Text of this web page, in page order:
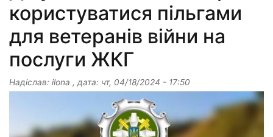
користуватися пільгами
для ветеранів війни на
послуги ЖКГ
Надіслав: ilona , дата: чт, 04/18/2024 - 17:50